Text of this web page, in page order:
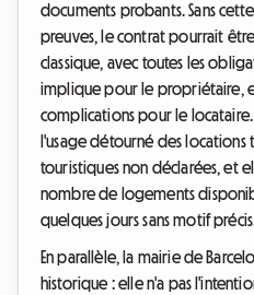
documents probants. Sans
preuves, le contrat pourrait
classique, avec toutes les
implique pour le propriétaire,
complications pour le
l'usage détourné des locations
touristiques non déclarées, et
nombre de logements
quelques jours sans motif
En parallèle, la mairie de
historique : elle n'a pas